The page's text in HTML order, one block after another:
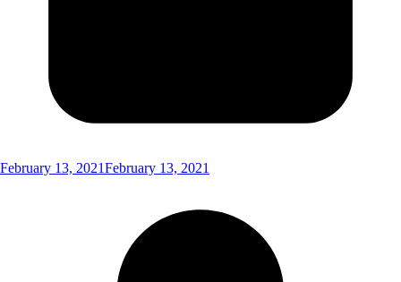
February 13, 2021February 13, 2021